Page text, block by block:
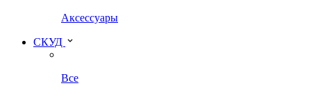
Аксессуары
СКУД
Все